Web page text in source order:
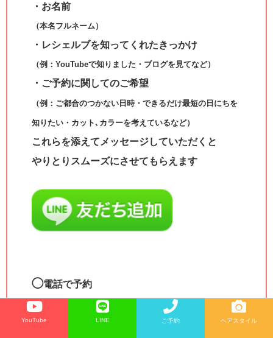
・お名前
（本名フルネーム）
・レシェルブを知ってくれたきっかけ
（例：YouTubeで知りました・ブログを見てなど）
・ご予約に関してのご希望
（例：ご都合のつかない日時・できるだけ最短の日にちを
知りたい・カット､カラーを考えているなど）
これらを添えてメッセージしていただくと
やりとりスムーズにさせてもらえます
◯電話で予約
☎︎0791-63-9626
YouTube LINE ご予約 ヘアスタイル